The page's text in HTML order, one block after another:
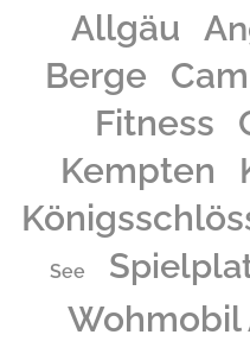
Grüntenseeufer mit großer Spiel- und
Grüntensee-International, ideal für
Allgäu
Berge
Fitness
Kempten
See
Wohmobil